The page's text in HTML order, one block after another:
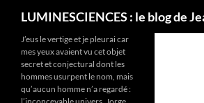
LUMINESCIENCES : le blog de
J’eus le vertige et je pleurai car
mes yeux avaient vu cet objet
secret et conjectural dont les
hommes usurpent le nom, mais
qu’aucun homme n’a regardé :